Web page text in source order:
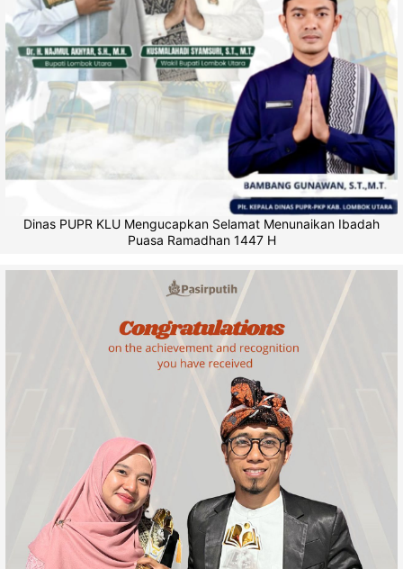
Dinas PUPR KLU Mengucapkan Selamat Menunaikan Ibadah
Puasa Ramadhan 1447 H